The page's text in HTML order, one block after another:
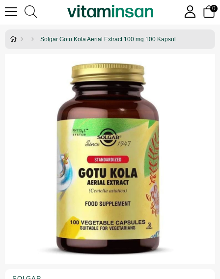
0
Solgar Gotu Kola Aerial Extract 100 mg 100 Kapsül